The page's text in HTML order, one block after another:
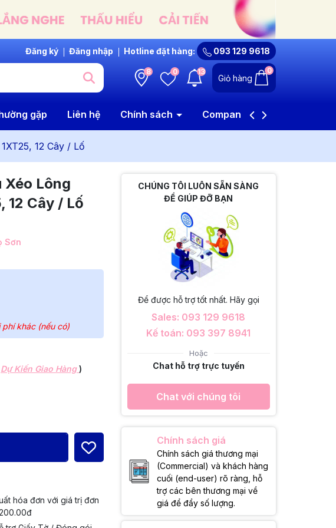
Đăng ký Đăng nhập Hotline đặt hàng: 093 129 9618
8 0 13
Giỏ hàng
0
gặp Liên hệ Chính sách Company Profile
12 Cây / Lố
Lông
12 Cây / Lố
Sơn
khác (nếu có)
Dự Kiến Giao Hàng)
hóa đơn với giá trị đơn
CHÚNG TÔI LUÔN SẴN SÀNG
ĐỂ GIÚP ĐỠ BẠN
Để được hỗ trợ tốt nhất. Hãy gọi
Sales: 093 129 9618
Kế toán: 093 397 8941
Hoặc
Chat hỗ trợ trực tuyến
Chat với chúng tôi
Chính sách giá
Chính sách giá thương mại
(Commercial) và khách hàng
cuối (end-user) rõ ràng, hỗ
trợ các bên thương mại về
giá để đẩy số lượng.